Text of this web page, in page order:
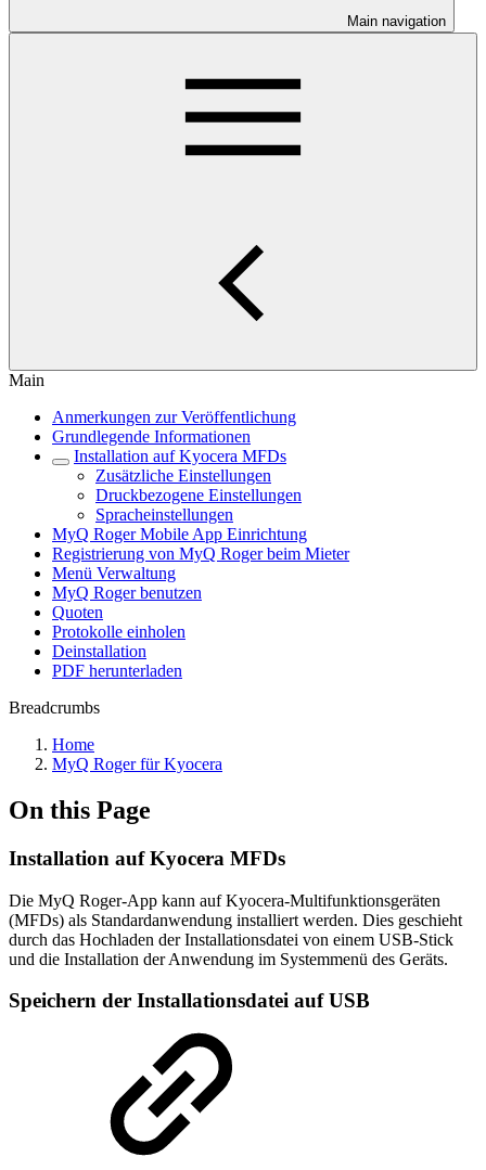
Main navigation
Main
Anmerkungen zur Veröffentlichung
Grundlegende Informationen
Installation auf Kyocera MFDs
Zusätzliche Einstellungen
Druckbezogene Einstellungen
Spracheinstellungen
MyQ Roger Mobile App Einrichtung
Registrierung von MyQ Roger beim Mieter
Menü Verwaltung
MyQ Roger benutzen
Quoten
Protokolle einholen
Deinstallation
PDF herunterladen
Breadcrumbs
Home
MyQ Roger für Kyocera
On this Page
Installation auf Kyocera MFDs
Die MyQ Roger-App kann auf Kyocera-Multifunktionsgeräten
(MFDs) als Standardanwendung installiert werden. Dies geschieht
durch das Hochladen der Installationsdatei von einem USB-Stick
und die Installation der Anwendung im Systemmenü des Geräts.
Speichern der Installationsdatei auf USB